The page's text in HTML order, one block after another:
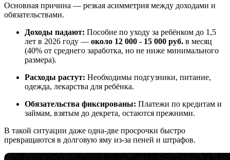
Основная причина — резкая асимметрия между доходами и
обязательствами.
Доходы падают: Пособие по уходу за ребёнком до 1,5
лет в 2026 году — около 12 000 - 15 000 руб. в месяц
(40% от среднего заработка, но не ниже минимального
размера).
Расходы растут: Необходимы подгузники, питание,
одежда, лекарства для ребёнка.
Обязательства фиксированы: Платежи по кредитам и
займам, взятым до декрета, остаются прежними.
В такой ситуации даже одна-две просрочки быстро
превращаются в долговую яму из-за пеней и штрафов.